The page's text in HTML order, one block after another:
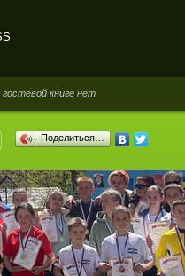
книге нет
Поделиться…